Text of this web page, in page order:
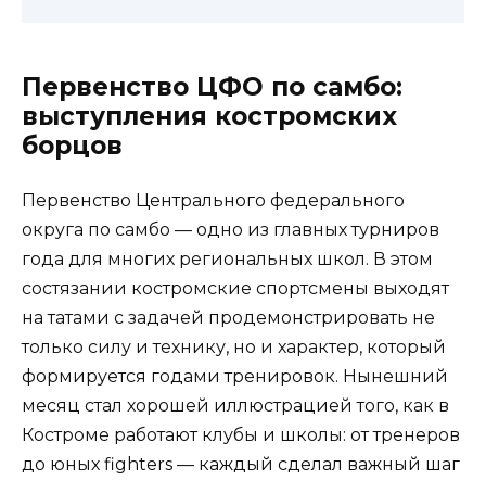
Первенство ЦФО по самбо:
выступления костромских
борцов
Первенство Центрального федерального
округа по самбо — одно из главных турниров
года для многих региональных школ. В этом
состязании костромские спортсмены выходят
на татами с задачей продемонстрировать не
только силу и технику, но и характер, который
формируется годами тренировок. Нынешний
месяц стал хорошей иллюстрацией того, как в
Костроме работают клубы и школы: от тренеров
до юных fighters — каждый сделал важный шаг